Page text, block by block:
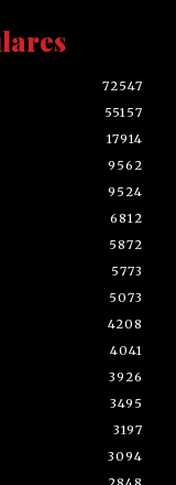
72547
55157
17914
9562
9524
6812
5872
5773
5073
4208
4041
3926
3495
3197
3094